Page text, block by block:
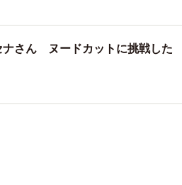
さん ヌードカットに挑戦した